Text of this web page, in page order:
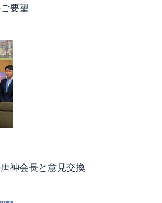
要望
神会長と意見交換